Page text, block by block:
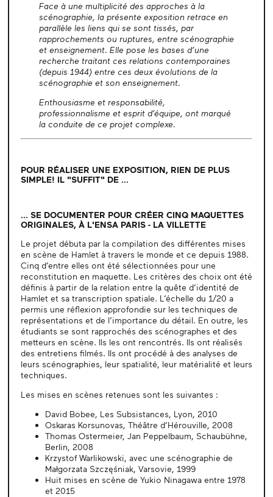
Face à une multiplicité des approches à la
scénographie, la présente exposition retrace en
parallèle les liens qui se sont tissés, par
rapprochements ou ruptures, entre scénographie
et enseignement. Elle pose les bases d’une
recherche traitant ces relations contemporaines
(depuis 1944) entre ces deux évolutions de la
scénographie et son enseignement.
Enthousiasme et responsabilité,
professionnalisme et esprit d’équipe, ont marqué
la conduite de ce projet complexe.
POUR RÉALISER UNE EXPOSITION, RIEN DE PLUS
SIMPLE! IL "SUFFIT" DE ...
... SE DOCUMENTER POUR CRÉER CINQ MAQUETTES
ORIGINALES, À L'ENSA PARIS - LA VILLETTE
Le projet débuta par la compilation des différentes mises
en scène de Hamlet à travers le monde et ce depuis 1988.
Cinq d’entre elles ont été sélectionnées pour une
reconstitution en maquette. Les critères des choix ont été
définis à partir de la relation entre la quête d’identité de
Hamlet et sa transcription spatiale. L’échelle du 1/20 a
permis une réflexion approfondie sur les techniques de
représentations et de l’importance du détail. En outre, les
étudiants se sont rapprochés des scénographes et des
metteurs en scène. Ils les ont rencontrés. Ils ont réalisés
des entretiens filmés. Ils ont procédé à des analyses de
leurs scénographies, leur spatialité, leur matérialité et leurs
techniques.
Les mises en scènes retenues sont les suivantes :
David Bobee, Les Subsistances, Lyon, 2010
Oskaras Korsunovas, Théâtre d’Hérouville, 2008
Thomas Ostermeier, Jan Peppelbaum, Schaubühne,
Berlin, 2008
Krzystof Warlikowski, avec une scénographie de
Małgorzata Szczęśniak, Varsovie, 1999
Huit mises en scène de Yukio Ninagawa entre 1978
et 2015